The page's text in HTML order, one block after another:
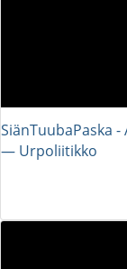
SiänTuubaPaska
― Urpoliitikko